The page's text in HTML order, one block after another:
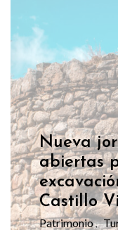
Nueva
abiertas
Castillo
Patrimonio,